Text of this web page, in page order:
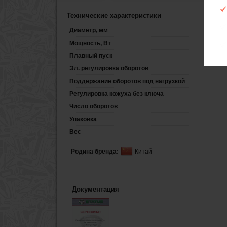
Технические характеристики
Диаметр, мм
Мощность, Вт
Плавный пуск
Эл. регулировка оборотов
Поддержание оборотов под нагрузкой
Регулировка кожуха без ключа
Число оборотов
Упаковка
Вес
Родина бренда: Китай
Документация